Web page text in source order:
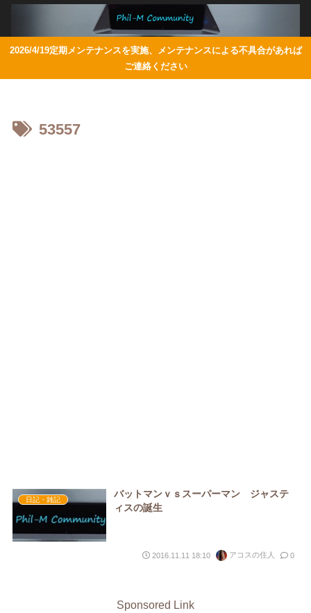
2026/4/19定期メンテナンスを実施、メンテナンスによる不具合があれば
ご連絡ください
53557
日記・雑記
バットマンｖｓスーパーマン ジャステ
ィスの誕生
2016.11.11 18:10 アコスの住人 0
Sponsored Link